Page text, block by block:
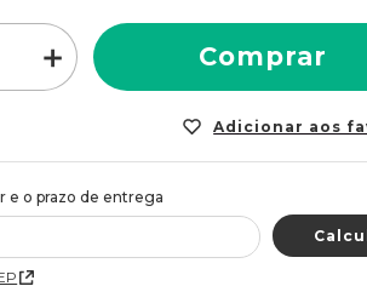
＋ Comprar